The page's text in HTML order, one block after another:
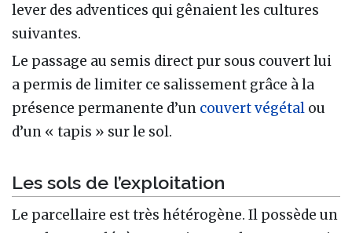
lever des adventices qui gênaient les cultures
suivantes.
Le passage au semis direct pur sous couvert lui
a permis de limiter ce salissement grâce à la
présence permanente d’un couvert végétal ou
d’un « tapis » sur le sol.
Les sols de l’exploitation
Le parcellaire est très hétérogène. Il possède un